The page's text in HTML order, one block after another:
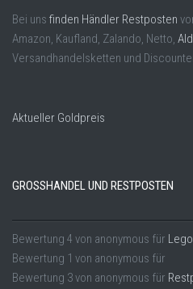
Bei uns finden Händler Restposten
Amazon, Kaufland, Zalando, Netto,
Versandhandelsketten und
Aktueller Goldpreis
GROSSHANDEL UND RESTPOSTEN
Bewertung 4 von anonymous für
Bewertung 1 von anonymous für
Bewertung 3von anonymous für